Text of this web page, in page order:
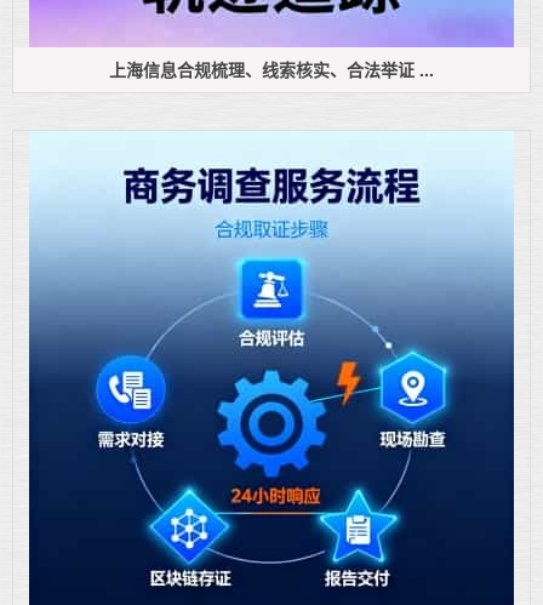
上海信息合规梳理、线索核实、合法举证 ...